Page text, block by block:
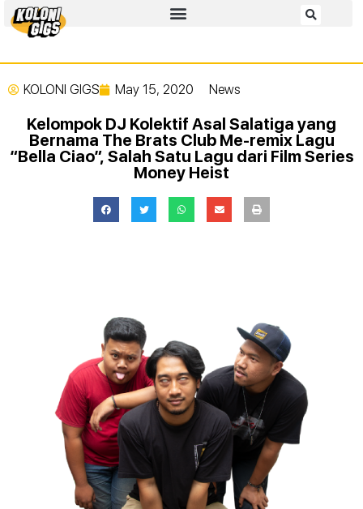
KOLONI GIGS May 15, 2020 News
Kelompok DJ Kolektif Asal Salatiga yang
Bernama The Brats Club Me-remix Lagu
“Bella Ciao”, Salah Satu Lagu dari Film Series
Money Heist